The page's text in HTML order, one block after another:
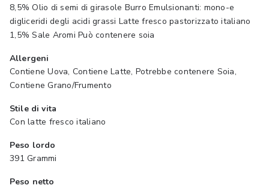
8,5% Olio di semi di girasole Burro Emulsionanti: mono-e
digliceridi degli acidi grassi Latte fresco pastorizzato italiano
1,5% Sale Aromi Può contenere soia
Allergeni
Contiene Uova, Contiene Latte, Potrebbe contenere Soia,
Contiene Grano/Frumento
Stile di vita
Con latte fresco italiano
Peso lordo
391 Grammi
Peso netto